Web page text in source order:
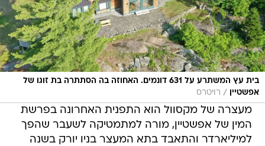
בית עץ המשתרע על 631 דונמים. האחוזה בה הסתתרה בת זוגו של
אפשטיין
/ רויטרס
מעצרה של מקסוול הוא התפנית האחרונה בפרשת
המין של אפשטיין, מורה למתמטיקה לשעבר שהפך
למיליארדר והתאבד בתא המעצר בניו יורק בשנה